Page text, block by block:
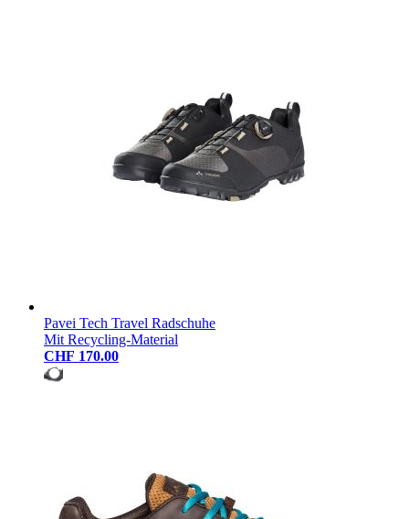
Pavei Tech Travel Radschuhe
Mit Recycling-Material
CHF 170.00